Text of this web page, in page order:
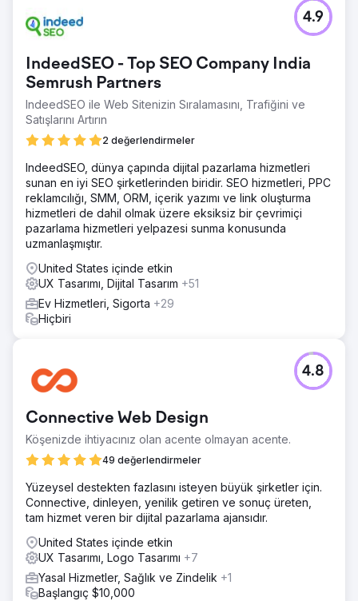
Yeniden tasarlanan site, güçlü geri bildirimler ve anında
etkileşim kazanımlarıyla hayata geçirildi: daha akıcı
gezinme, daha iyi kullanıcı tutma oranı ve daha yüksek
dönüşüm performansı. Sonuçlar arasında web sitesi
üzerinden yapılan rezervasyonlarda artış, önemli
sayfalarda geçirilen sürede artış ve genel sayfa hızında
iyileşme yer aldı; bu da Colorado Rafting'in macera
turizmindeki dijital varlığını güçlendirdi.
IndeedSEO - Top SEO Company India
Semrush Partners
IndeedSEO ile Web Sitenizin Sıralamasını, Trafiğini ve
Satışlarını Artırın
2 değerlendirmeler
4.9
IndeedSEO, dünya çapında dijital pazarlama hizmetleri
sunan en iyi SEO şirketlerinden biridir. SEO hizmetleri, PPC
reklamcılığı, SMM, ORM, içerik yazımı ve link oluşturma
hizmetleri de dahil olmak üzere eksiksiz bir çevrimiçi
pazarlama hizmetleri yelpazesi sunma konusunda
uzmanlaşmıştır.
United States içinde etkin
UX Tasarımı, Dijital Tasarım +51
Ev Hizmetleri, Sigorta +29
Hiçbiri
Connective Web Design
Köşenizde ihtiyacınız olan acente olmayan acente.
49 değerlendirmeler
4.8
Yüzeysel destekten fazlasını isteyen büyük şirketler için.
Connective, dinleyen, yenilik getiren ve sonuç üreten,
tam hizmet veren bir dijital pazarlama ajansıdır.
United States içinde etkin
UX Tasarımı, Logo Tasarımı +7
Yasal Hizmetler, Sağlık ve Zindelik +1
Başlangıç $10,000